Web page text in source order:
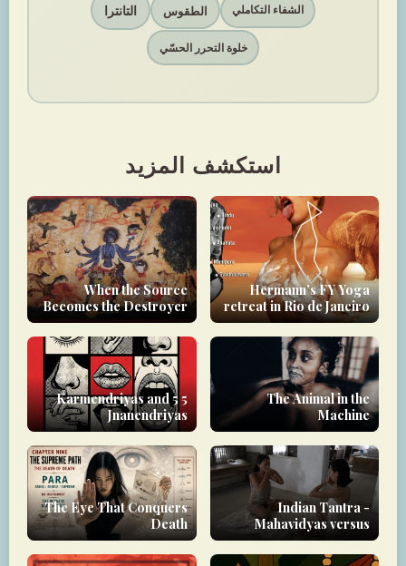
الشفاء التكاملي الطقوس التانترا
خلوة التحرر الحسّي
استكشف المزيد
Hermann’s FY Yoga
retreat in Rio de Janeiro
When the Source
Becomes the Destroyer
The Animal in the
Machine
5 Karmendriyas and 5
Jnanendriyas
Indian Tantra -
Mahavidyas versus
Nityas
The Eye That Conquers
Death